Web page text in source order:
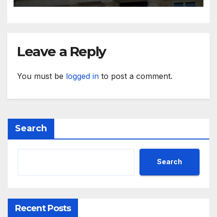
Leave a Reply
You must be logged in to post a comment.
Search
Search
Recent Posts